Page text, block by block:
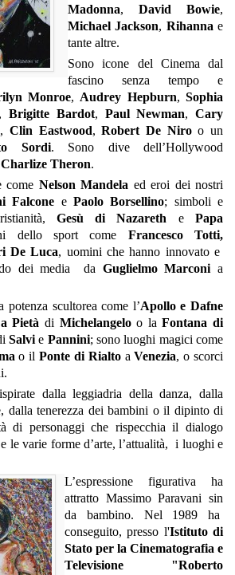
Madonna, David Bowie,
Michael Jackson, Rihanna e
tante altre.
Sono icone del Cinema dal
fascino senza tempo e
Monroe, Audrey Hepburn,Sophia
, Brigitte Bardot, Paul Newman, Cary
,Clin Eastwood,Robert De Niroo un
Sordi. Sono dive dell’Hollywood
Charlize Theron.
come Nelson Mandela ed eroi dei nostri
Falcone e Paolo Borsellino; simboli e
Gesù di Nazareth ePapa
dello sport come Francesco Totti,
De Luca, uomini che hanno innovato e
dei media da Guglielmo Marconi a
potenza scultorea come l’Apollo e Dafne
Pietàdi Michelangeloo laFontana di
Salvi e Pannini; sono luoghi magici come
o ilPonte di RialtoaVenezia, o scorci
dalla leggiadria della danza, dalla
dalla tenerezza dei bambini o il dipinto di
di personaggi che rispecchia il dialogo
le varie forme d’arte, l’attualità, i luoghi e
L’espressione figurativa ha
attratto Massimo Paravani sin
da bambino. Nel 1989 ha
conseguito, presso l'Istituto di
Stato per la Cinematografia e
Televisione "Roberto